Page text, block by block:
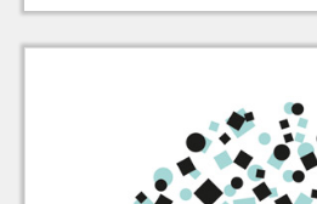
zu Warenkorb